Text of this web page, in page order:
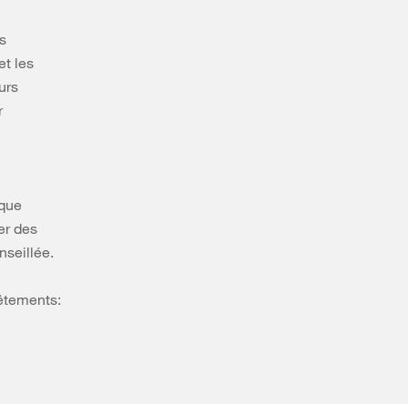
les
des